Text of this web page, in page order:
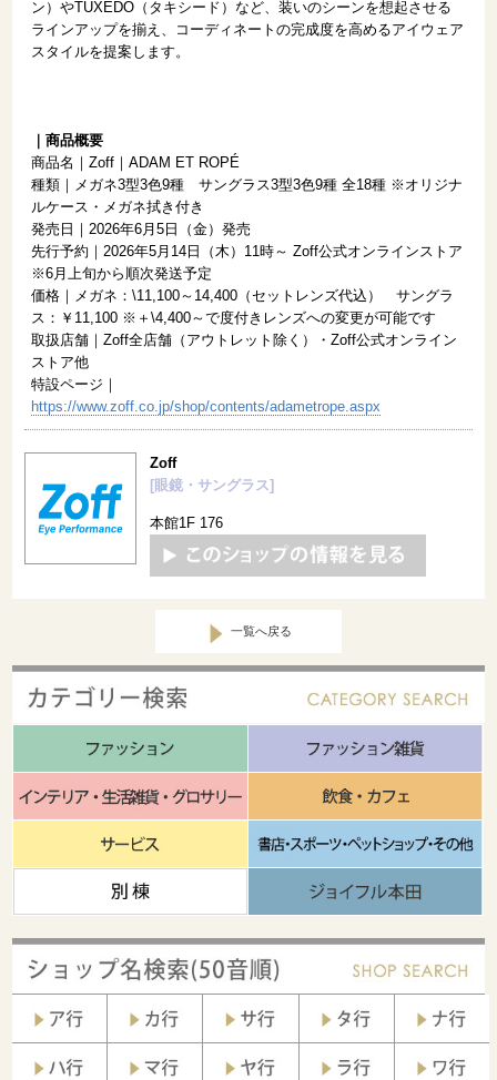
ン）やTUXEDO（タキシード）など、装いのシーンを想起させる
ラインアップを揃え、コーディネートの完成度を高めるアイウェア
スタイルを提案します。
｜商品概要
商品名｜Zoff｜ADAM ET ROPÉ
種類｜メガネ3型3色9種 サングラス3型3色9種 全18種 ※オリジナ
ルケース・メガネ拭き付き
発売日｜2026年6月5日（金）発売
先行予約｜2026年5月14日（木）11時～ Zoff公式オンラインストア
※6月上旬から順次発送予定
価格｜メガネ：\11,100～14,400（セットレンズ代込） サングラ
ス：￥11,100 ※＋\4,400～で度付きレンズへの変更が可能です
取扱店舗｜Zoff全店舗（アウトレット除く）・Zoff公式オンライン
ストア他
特設ページ｜
https://www.zoff.co.jp/shop/contents/adametrope.aspx
Zoff
[眼鏡・サングラス]
本館1F 176
一覧へ戻る